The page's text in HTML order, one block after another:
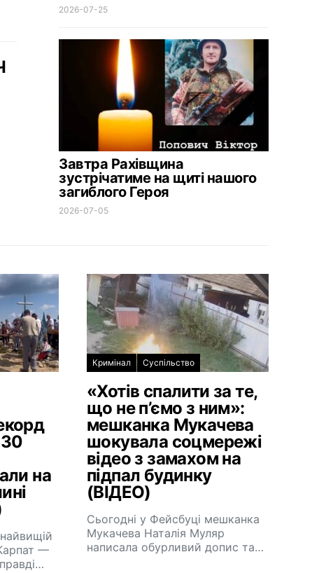
2026-07-25
Завтра Рахівщина
зустрічатиме на щиті нашого
загиблого Героя
2026-07-05
на
—
Кримінал Суспільство
«Хотів спалити за те,
що не п’ємо з ним»:
мешканка Мукачева
шокувала соцмережі
відео з замахом на
підпал будинку
(ВІДЕО)
Сьогодні у Фейсбуці мешканка
Мукачева Наталія Муляр
написала обурливий допис та…